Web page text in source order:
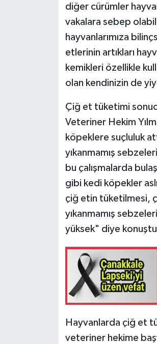
diğer cürümler
vakalara sebep
hayvanlarımıza
etlerinin artıkları
kemikleri özellikle
olan kendinizin de
Çiğ et tüketimi
Veteriner Hekim
köpeklere suçluluk
yıkanmamış
bu çalışmalarda
gibi kedi köpekler
çiğ etin tüketilmesi,
yıkanmamış
yüksek" diye
Hayvanlarda çiğ et
veteriner hekime